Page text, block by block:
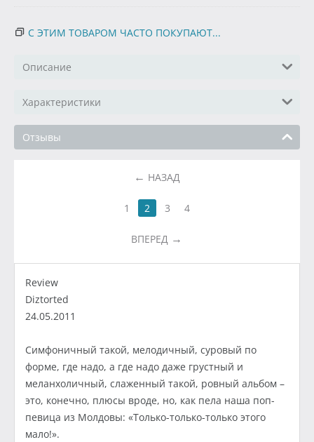
С ЭТИМ ТОВАРОМ ЧАСТО ПОКУПАЮТ...
Описание
Характеристики
Отзывы
НАЗАД
1 2 3 4
ВПЕРЕД
Review
Diztorted
24.05.2011
Симфоничный такой, мелодичный, суровый по
форме, где надо, а где надо даже грустный и
меланхоличный, слаженный такой, ровный альбом –
это, конечно, плюсы вроде, но, как пела наша поп-
певица из Молдовы: «Только-только-только этого
мало!».